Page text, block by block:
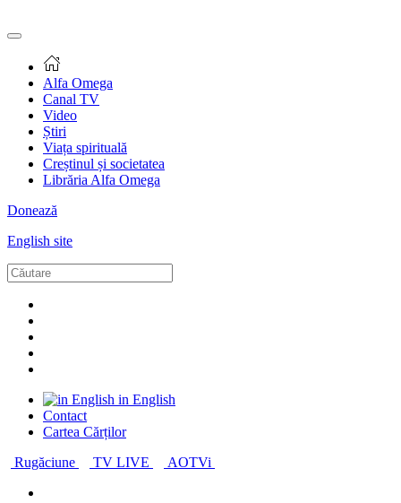
Alfa Omega
Canal TV
Video
Știri
Viața spirituală
Creștinul și societatea
Librăria Alfa Omega
Donează
English site
in English
Contact
Cartea Cărților
Rugăciune
TV LIVE AOTVi